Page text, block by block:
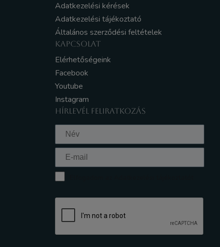
Adatkezelési kérések
Adatkezelési tájékoztató
Általános szerződési feltételek
KAPCSOLAT
Elérhetőségeink
Facebook
Youtube
Instagram
HÍRLEVÉL FELIRATKOZÁS